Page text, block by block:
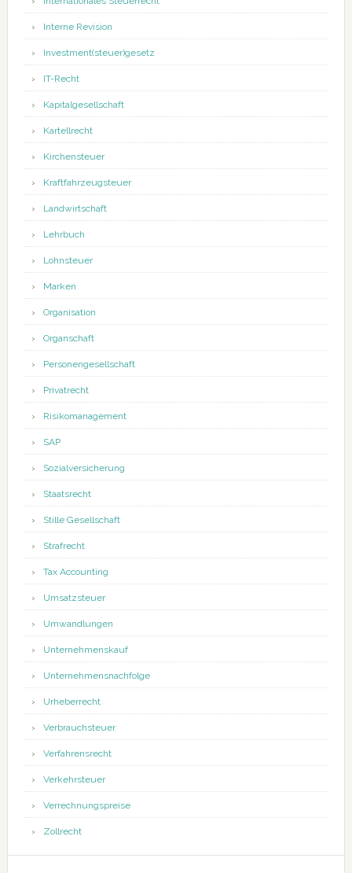
Interne Revision
Investment(steuer)gesetz
IT-Recht
Kapitalgesellschaft
Kartellrecht
Kirchensteuer
Kraftfahrzeugsteuer
Landwirtschaft
Lehrbuch
Lohnsteuer
Marken
Organisation
Organschaft
Personengesellschaft
Privatrecht
Risikomanagement
SAP
Sozialversicherung
Staatsrecht
Stille Gesellschaft
Strafrecht
Tax Accounting
Umsatzsteuer
Umwandlungen
Unternehmenskauf
Unternehmensnachfolge
Urheberrecht
Verbrauchsteuer
Verfahrensrecht
Verkehrsteuer
Verrechnungspreise
Zollrecht